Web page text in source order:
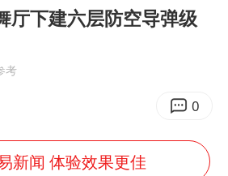
“老戏骨”秦焰去世
血指纹匹配成功，20年悬案告破！凶手被执行死刑
辽宁28名务农人员中暑死亡？官方辟谣
厅下建六层防空导弹级
考
0
新闻 体验效果更佳